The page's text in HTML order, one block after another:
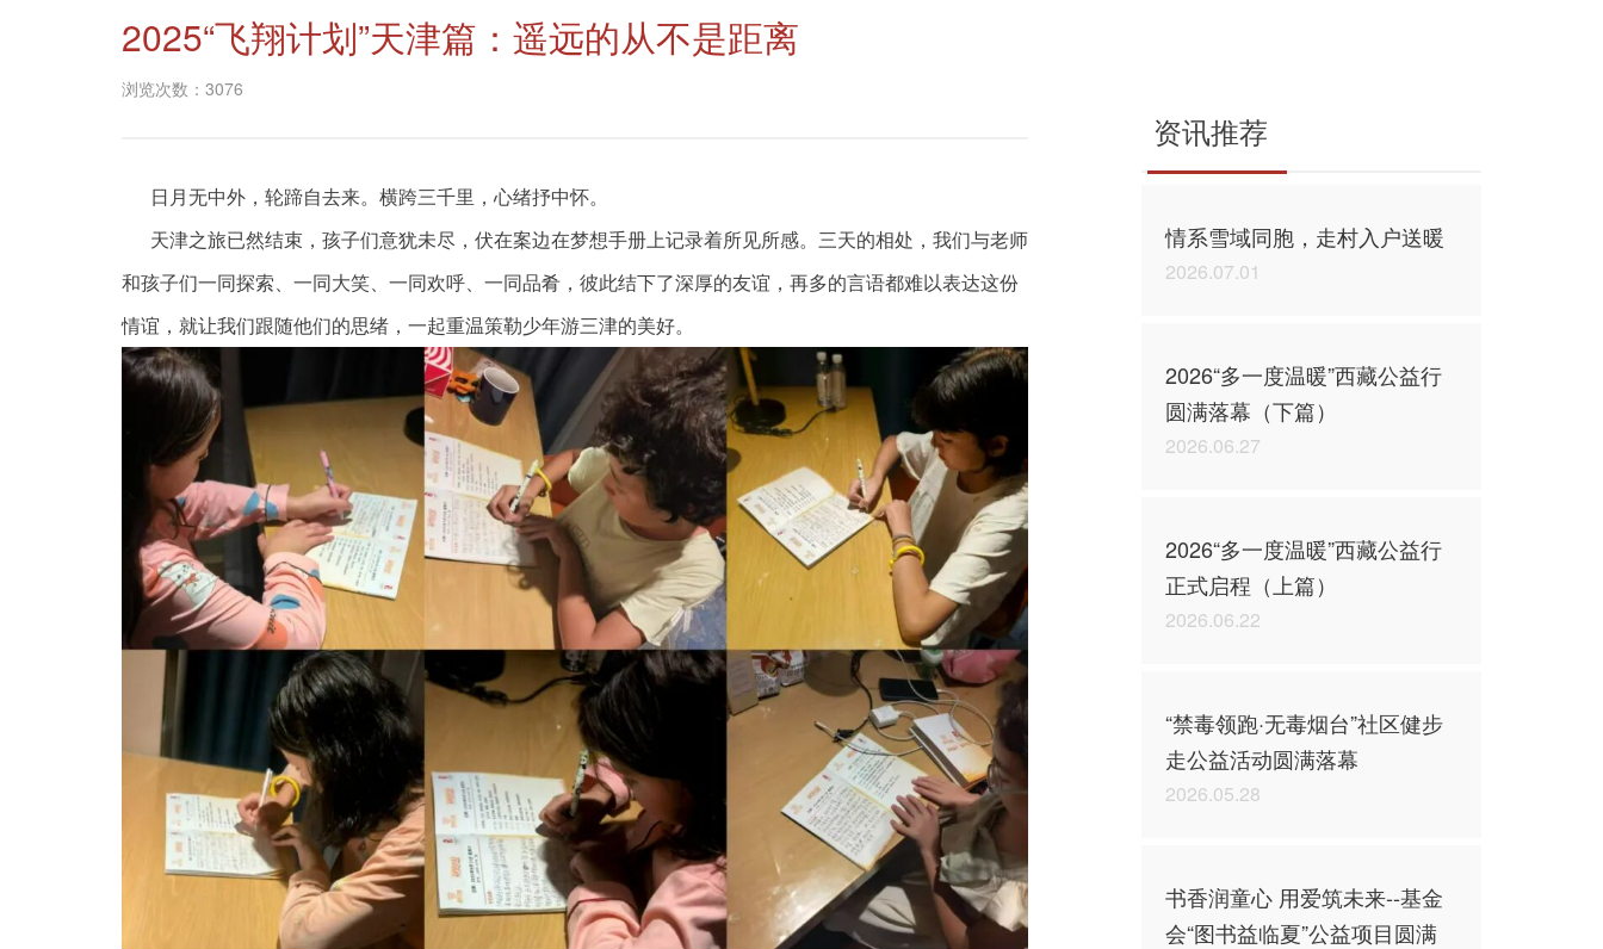
2025“飞翔计划”天津篇：遥远的从不是距离
浏览次数：3076
日月无中外，轮蹄自去来。横跨三千里，心绪抒中怀。
天津之旅已然结束，孩子们意犹未尽，伏在案边在梦想手册上记录着所见所感。三天的相处，我们与老师
和孩子们一同探索、一同大笑、一同欢呼、一同品肴，彼此结下了深厚的友谊，再多的言语都难以表达这份
情谊，就让我们跟随他们的思绪，一起重温策勒少年游三津的美好。
资讯推荐
情系雪域同胞，走村入户送暖
2026.07.01
2026“多一度温暖”西藏公益行
圆满落幕（下篇）
2026.06.27
2026“多一度温暖”西藏公益行
正式启程（上篇）
2026.06.22
“禁毒领跑·无毒烟台”社区健步
走公益活动圆满落幕
2026.05.28
书香润童心 用爱筑未来--基金
会“图书益临夏”公益项目圆满